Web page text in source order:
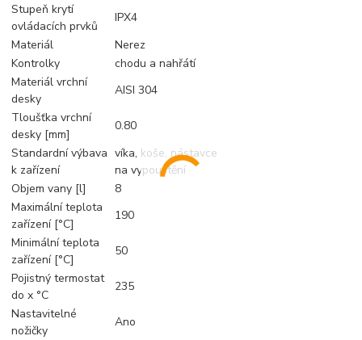
Stupeň krytí
ovládacích prvků
IPX4
Materiál
Nerez
Kontrolky
chodu a nahřátí
Materiál vrchní
desky
AISI 304
Tloušťka vrchní
desky [mm]
0.80
Standardní výbava
k zařízení
víka, koše, nástavce
na vypouštění
Objem vany [l]
8
Maximální teplota
zařízení [°C]
190
Minimální teplota
zařízení [°C]
50
Pojistný termostat
do x °C
235
Nastavitelné
nožičky
Ano